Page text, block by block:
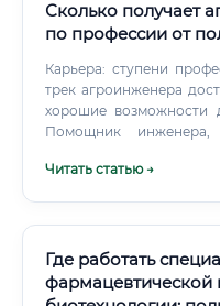
Сколько получает
по профессии от
Карьера: ступени
трек агроинженера
хорошие возможности
Помощник инженера,
Читать статью →
Где работать